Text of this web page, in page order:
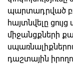
պարտադրված
հայտնվելը
միջանցքների
դաշտային